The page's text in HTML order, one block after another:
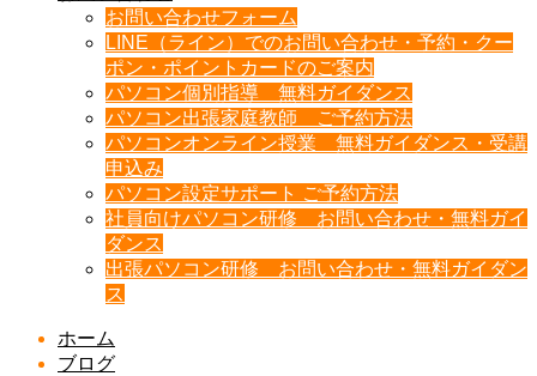
お問い合わせフォーム
LINE（ライン）でのお問い合わせ・予約・クー
ポン・ポイントカードのご案内
パソコン個別指導 無料ガイダンス
パソコン出張家庭教師 ご予約方法
パソコンオンライン授業 無料ガイダンス・受講
申込み
パソコン設定サポート ご予約方法
社員向けパソコン研修 お問い合わせ・無料ガイ
ダンス
出張パソコン研修 お問い合わせ・無料ガイダン
ス
ホーム
ブログ